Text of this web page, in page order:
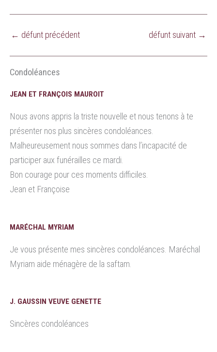
← défunt précédent défunt suivant →
Condoléances
JEAN ET FRANÇOIS MAUROIT
Nous avons appris la triste nouvelle et nous tenons à te
présenter nos plus sincères condoléances.
Malheureusement nous sommes dans l’incapacité de
participer aux funérailles ce mardi.
Bon courage pour ces moments difficiles.
Jean et Françoise
MARÉCHAL MYRIAM
Je vous présente mes sincères condoléances. Maréchal
Myriam aide ménagère de la saftam.
J. GAUSSIN VEUVE GENETTE
Sincères condoléances